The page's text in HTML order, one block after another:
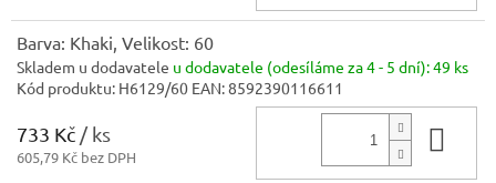
Barva: Khaki, Velikost: 60
Skladem u dodavatele u dodavatele (odesíláme za 4 - 5 dní):49 ks
Kód produktu: H6129/60 EAN:8592390116611
733 Kč / ks
605,79 Kč bez DPH